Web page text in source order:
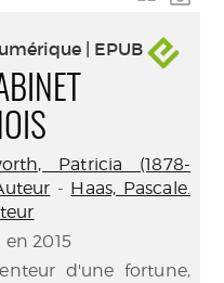
| EPUB
Patricia (1878-
- Haas, Pascale.
en 2015
d'une fortune,